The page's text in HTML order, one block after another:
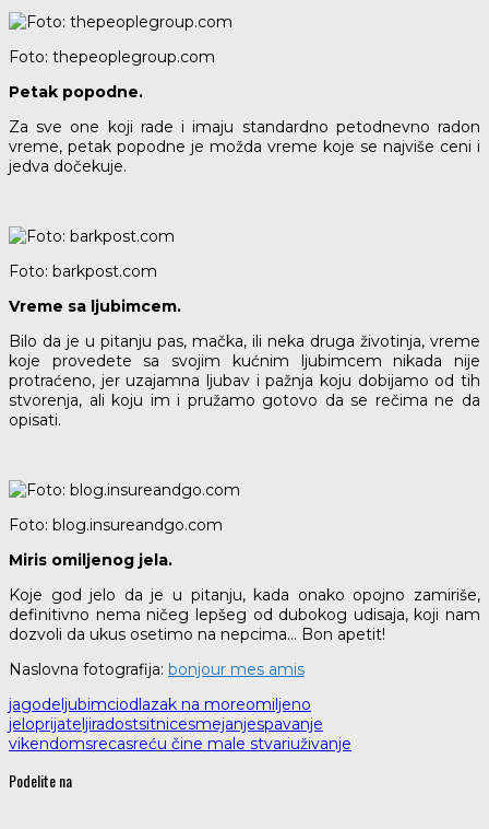
Foto: thepeoplegroup.com
Petak popodne.
Za sve one koji rade i imaju standardno petodnevno radon
vreme, petak popodne je možda vreme koje se najviše ceni i
jedva dočekuje.
Foto: barkpost.com
Vreme sa ljubimcem.
Bilo da je u pitanju pas, mačka, ili neka druga životinja, vreme
koje provedete sa svojim kućnim ljubimcem nikada nije
protraćeno, jer uzajamna ljubav i pažnja koju dobijamo od tih
stvorenja, ali koju im i pružamo gotovo da se rečima ne da
opisati.
Foto: blog.insureandgo.com
Miris omiljenog jela.
Koje god jelo da je u pitanju, kada onako opojno zamiriše,
definitivno nema ničeg lepšeg od dubokog udisaja, koji nam
dozvoli da ukus osetimo na nepcima… Bon apetit!
Naslovna fotografija: bonjour mes amis
jagode ljubimciodlazak na moreomiljeno
jeloprijateljiradostsitnicesmejanjespavanje
vikendomsrecasreću čine male stvariuživanje
Podelite na